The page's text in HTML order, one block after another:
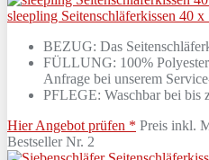
sleepling Seitenschläferkissen 40
BEZUG: Das
FÜLLUNG: 100% Polyester
Anfrage bei unserem
PFLEGE: Waschbar bei bis
Hier Angebot prüfen * Preis inkl.
Bestseller Nr. 2